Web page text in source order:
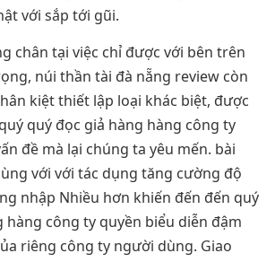
với sắp tới gũi.
chân tại việc chỉ được với bên trên
núi thần tài đà nẵng review còn
kiệt thiết lập loại khác biệt, được
quý đọc giả hàng hàng công ty
đề mà lại chúng ta yêu mến. bài
với với tác dụng tăng cường độ
nhập Nhiều hơn khiến đến đến quý
hàng công ty quyền biểu diễn đậm
riêng công ty người dùng. Giao